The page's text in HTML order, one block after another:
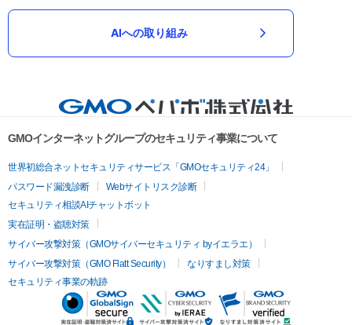
AIへの取り組み
GMOインターネットグループのセキュリティ事業について
世界初総合ネットセキュリティサービス「GMOセキュリティ24」
パスワード漏洩診断
Webサイトリスク診断
セキュリティ相談AIチャットボット
実在証明・盗聴対策
サイバー攻撃対策（GMOサイバーセキュリティ byイエラエ）
サイバー攻撃対策（GMO Flatt Security）
なりすまし対策
セキュリティ事業の軌跡